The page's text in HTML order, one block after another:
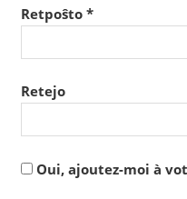
Retpoŝto *
Retejo
Oui, ajoutez-moi à